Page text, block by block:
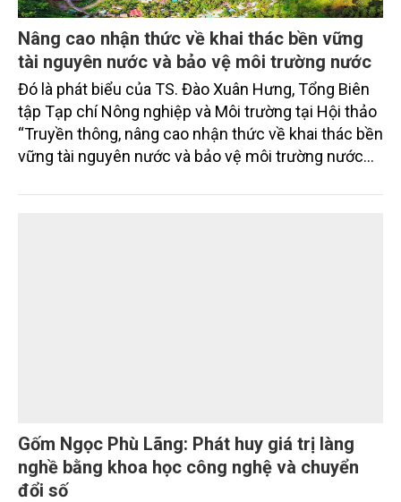
“Truyền thông, nâng cao nhận thức về khai thác bền
vững tài nguyên nước và bảo vệ môi trường nước
xuyên biên giới” do Tạp chí Nông nghiệp và Môi